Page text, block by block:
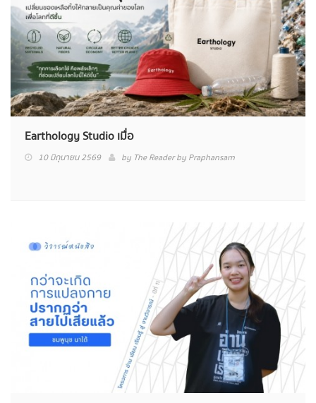
Earthology Studio เมื่อ
10 มิถุนายน 2569 by The Reader by Praphansarn